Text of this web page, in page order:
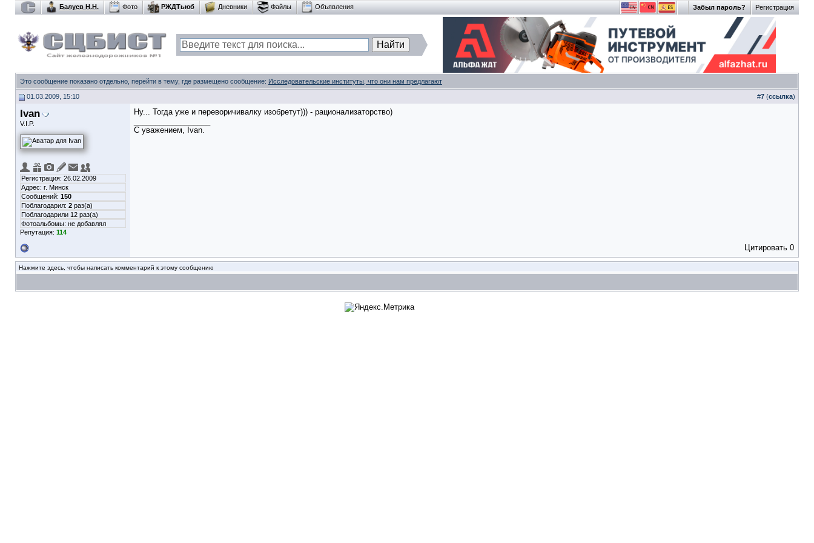
Регистрация
Забыл пароль?
Балуев Н.Н. Фото РЖДТьюб Дневники Файлы Объявления
Это сообщение показано отдельно, перейти в тему, где размещено сообщение: Исследовательские институты, что они нам предлагают
01.03.2009, 15:10 #7 (ссылка)
Ivan
V.I.P.
Регистрация: 26.02.2009
Адрес: г. Минск
Сообщений: 150
Поблагодарил: 2 раз(а)
Поблагодарили 12 раз(а)
Фотоальбомы: не добавлял
Репутация: 114
Ну... Тогда уже и переворичивалку изобретут))) - рационализаторство)
С уважением, Ivan.
Цитировать 0
Нажмите здесь, чтобы написать комментарий к этому сообщению